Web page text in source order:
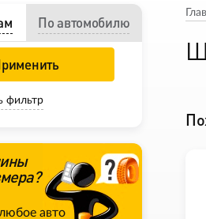
По автомобилю
фильтр
авто